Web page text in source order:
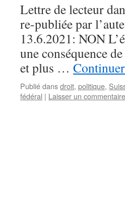
Lettre de lecteur
re-publiée par
13.6.2021: NON
une conséquence
et plus …
Publié dansdroit, politique,
fédéral | Laisser un commentaire